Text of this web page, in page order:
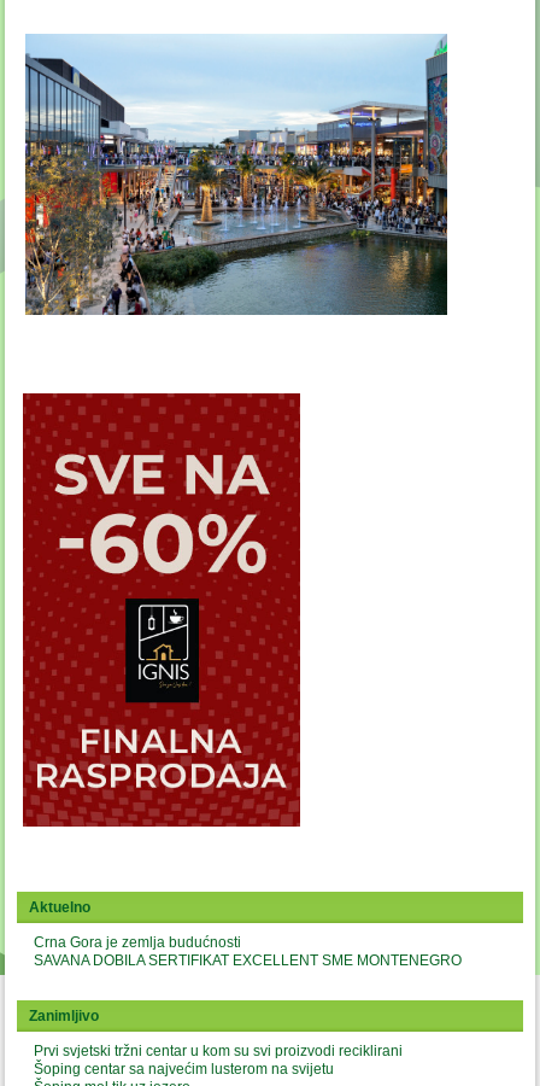
Aktuelno
Crna Gora je zemlja budućnosti
SAVANA DOBILA SERTIFIKAT EXCELLENT SME MONTENEGRO
Zanimljivo
Prvi svjetski tržni centar u kom su svi proizvodi reciklirani
Šoping centar sa najvećim lusterom na svijetu